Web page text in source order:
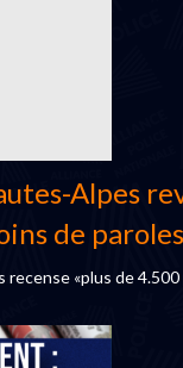
Alpes
de
«plus de